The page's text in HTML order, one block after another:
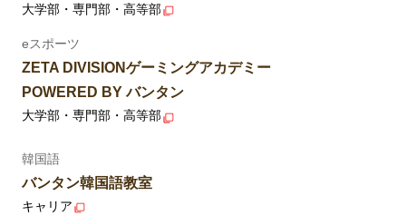
大学部・専門部・高等部
eスポーツ
ZETA DIVISIONゲーミングアカデミー
POWERED BY バンタン
大学部・専門部・高等部
韓国語
バンタン韓国語教室
キャリア